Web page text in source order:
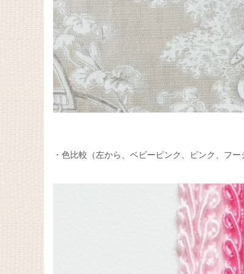
・色比較（左から、ベビーピンク、ピンク、フー